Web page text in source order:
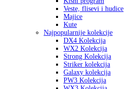
Veste, flisevi i hudice
Majice
Kute
Najpopularnije kolekcije
DX4 Kolekcija
WX2 Kolekcija
Strong Kolekcija
Striker kolekcija
Galaxy kolekcija
PW3 Kolekcija